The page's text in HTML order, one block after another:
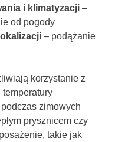
i klimatyzacji–
od pogody
– podążanie
korzystanie z
temperatury
zimowych
prysznicem czy
takie jak